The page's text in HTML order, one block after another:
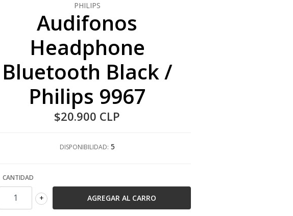
PHILIPS
Audifonos
Headphone
Bluetooth Black /
Philips 9967
$20.900 CLP
DISPONIBILIDAD: 5
CANTIDAD
+